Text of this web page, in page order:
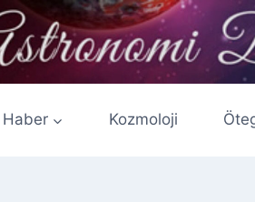
Haber Kozmoloji